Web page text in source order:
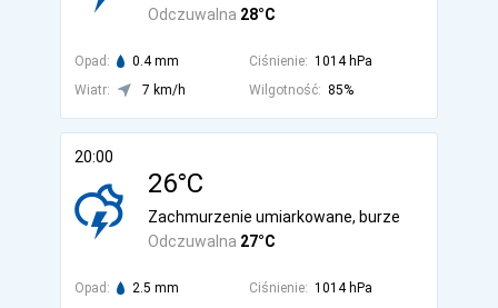
Odczuwalna 28°C
Opad: 0.4 mm Ciśnienie: 1014 hPa
Wiatr:
7 km/h Wilgotność: 85%
20:00
26°C
Odczuwalna 27°C
Zachmurzenie umiarkowane, burze
Opad: 2.5 mm Ciśnienie: 1014 hPa